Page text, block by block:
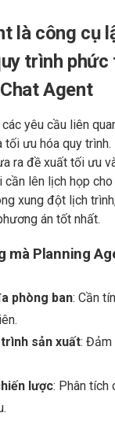
là công cụ
trình
Agent
yêu cầu liên
tối ưu hóa quy
ra đề xuất tối ưu
cần lên lịch họp
xung đột lịch
án tốt nhất.
mà Planning
phòng ban: Cần
sản xuất: Đảm
lược: Phân tích